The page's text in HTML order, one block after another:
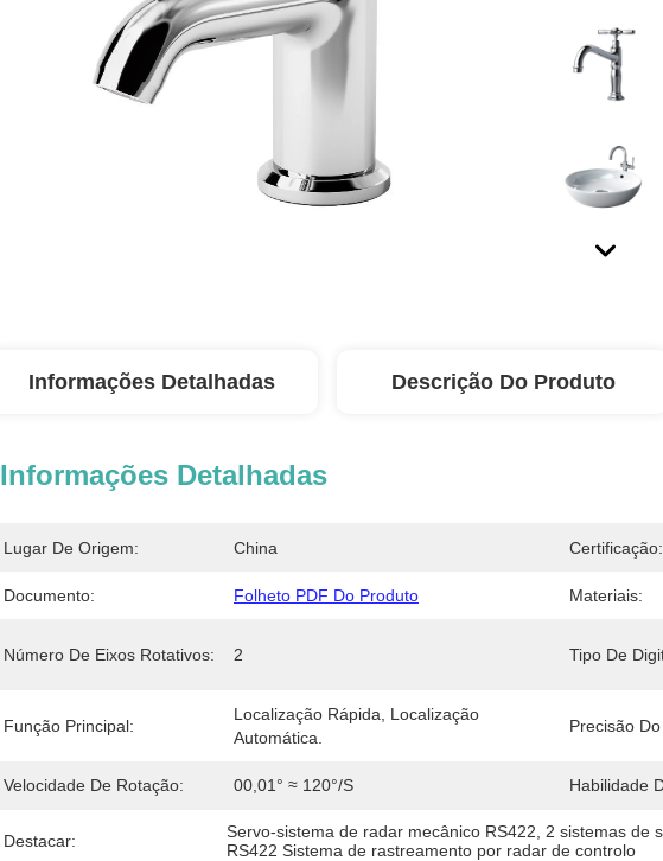
Informações Detalhadas Descrição Do Produto
Informações Detalhadas
Lugar De Origem: China Certificação:
Documento: Folheto PDF Do Produto Materiais:
Número De Eixos Rotativos: 2 Tipo De
Função Principal:
Localização Rápida, Localização
Automática.
Precisão
Velocidade De Rotação: 00,01° ≈ 120°/s Habilidade
Destacar: Servo-sistema de radar mecânico RS422 2 sistemas de
RS422 Sistema de rastreamento por radar de controlo